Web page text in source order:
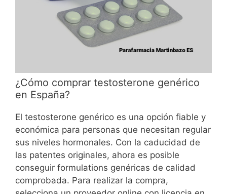
¿Cómo comprar testosterone genérico
en España?
El testosterone genérico es una opción fiable y
económica para personas que necesitan regular
sus niveles hormonales. Con la caducidad de
las patentes originales, ahora es posible
conseguir formulations genéricas de calidad
comprobada. Para realizar la compra,